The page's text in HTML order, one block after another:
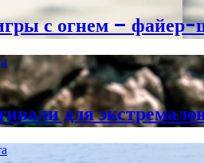
с огнем – файер-
для